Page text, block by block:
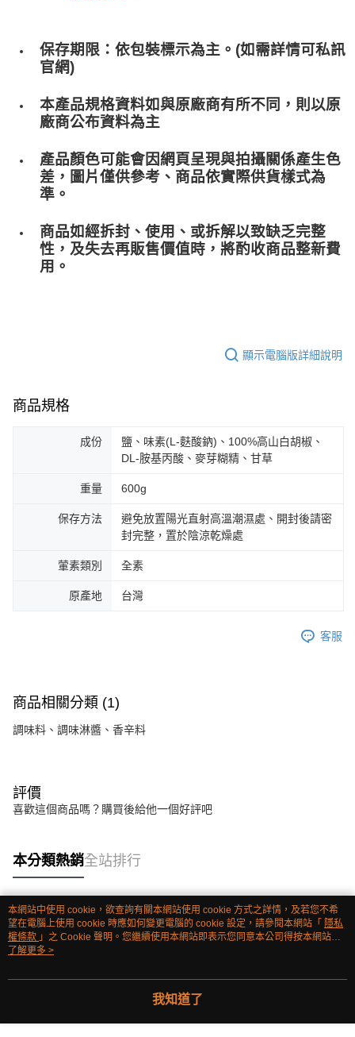
保存期限：依包裝標示為主。(如需詳情可私訊
官網)
本產品規格資料如與原廠商有所不同，則以原
廠商公布資料為主
產品顏色可能會因網頁呈現與拍攝關係產生色
差，圖片僅供參考、商品依實際供貨樣式為
準。
商品如經拆封、使用、或拆解以致缺乏完整
性，及失去再販售價值時，將酌收商品整﻿新費
用。
顯示電腦版詳細說明
商品規格
成份
鹽、味素(L-麩酸鈉)、100%高山白胡椒、
DL-胺基丙酸、麥芽糊精、甘草
重量 600g
保存方法
避免放置陽光直射高溫潮濕處、開封後請密
封完整，置於陰涼乾燥處
葷素類別 全素
原產地 台灣
客服
商品相關分類 (1)
調味料、調味淋醬、香辛料
評價
喜歡這個商品嗎？購買後給他一個好評吧
本分類熱銷全站排行
熱門標籤
本網站中使用 cookie，欲查詢有關本網站使用 cookie 方式之詳情，及若您不希
望在電腦上使用 cookie 時應如何變更電腦的 cookie 設定，請參閱本網站「 隱私
權條款 」之 Cookie 聲明。您繼續使用本網站即表示您同意本公司得按本網站使
用條款之 Cookie 聲明使用 cookie。
了解更多 >
我知道了